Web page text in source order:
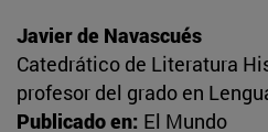
Javier de Navascués
Catedrático de Literatura
profesor del grado en
Publicado en: El Mundo